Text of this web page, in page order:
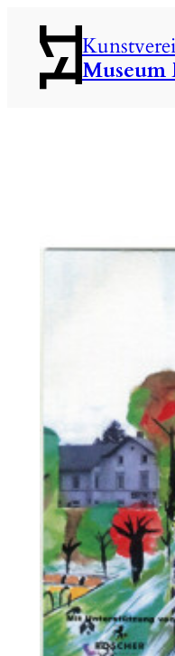
Inhalt
springen
Museum